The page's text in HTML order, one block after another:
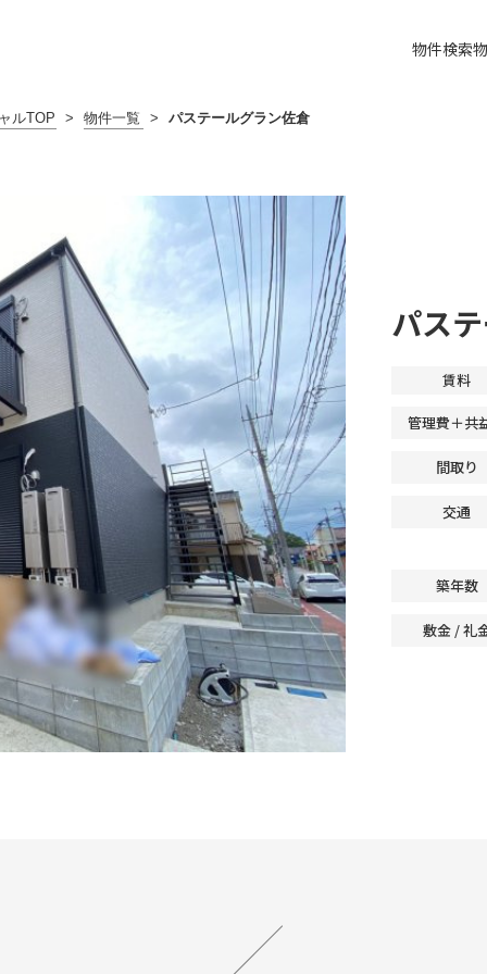
物件検索
ルTOP > 物件一覧 > パステールグラン佐倉
パス
賃料
管理費＋共
間取り
交通
築年数
敷金 / 礼